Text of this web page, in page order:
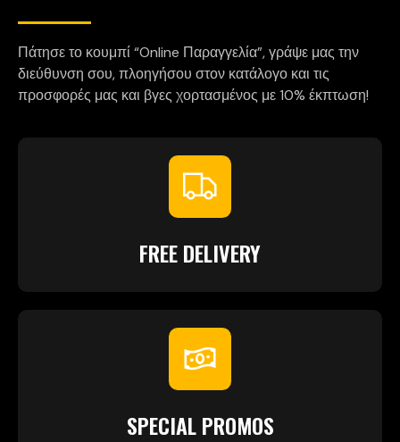
Πάτησε το κουμπί “Online Παραγγελία”, γράψε μας την
διεύθυνση σου, πλοηγήσου στον κατάλογο και τις
προσφορές μας και βγες χορτασμένος με 10% έκπτωση!
FREE DELIVERY
SPECIAL PROMOS